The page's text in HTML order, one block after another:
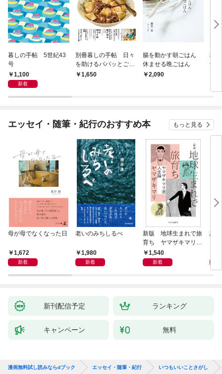
暮しの手帖 5世紀43
号
1,100
新着
別冊暮しの手帖 日々
を助けるパパッとごは
ん1,650
腸を動かす朝ごはん
休ませる晩ごはん
2,090
稲
十
エッセイ・随筆・紀行のおすすめ本 もっと見る
母が母でなくなった日
1,672
新着
老いのみちしるべ
1,980
新着
新版 地球生まれで旅
育ち ヤマザキマリ流
人生論
1,540
新着
談
新刊配信予定 ランキング
キャンペーン 無料
漫画無料試し読みならdブック エッセイ・随筆・紀行 いつもいいことさがし